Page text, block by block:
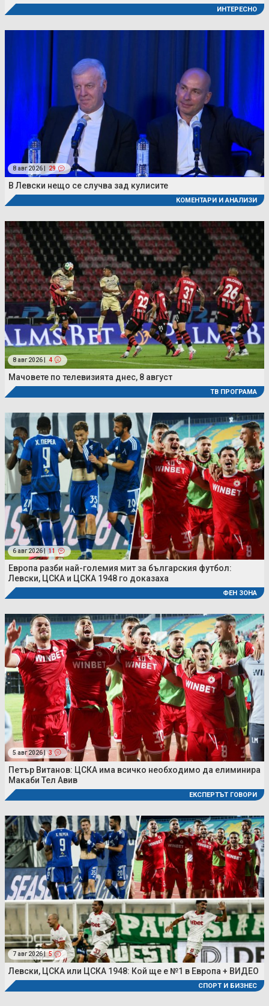
ИНТЕРЕСНО
8 авг 2026 | 29
В Левски нещо се случва зад кулисите
КОМЕНТАРИ И АНАЛИЗИ
8 авг 2026 | 4
Мачовете по телевизията днес, 8 август
ТВ ПРОГРАМА
6 авг 2026 | 11
Европа разби най-големия мит за българския футбол:
Левски, ЦСКА и ЦСКА 1948 го доказаха
ФЕН ЗОНА
5 авг 2026 | 3
Петър Витанов: ЦСКА има всичко необходимо да елиминира
Макаби Тел Авив
ЕКСПЕРТЪТ ГОВОРИ
7 авг 2026 | 5
Левски, ЦСКА или ЦСКА 1948: Кой ще е №1 в Европа + ВИДЕО
СПОРТ И БИЗНЕС